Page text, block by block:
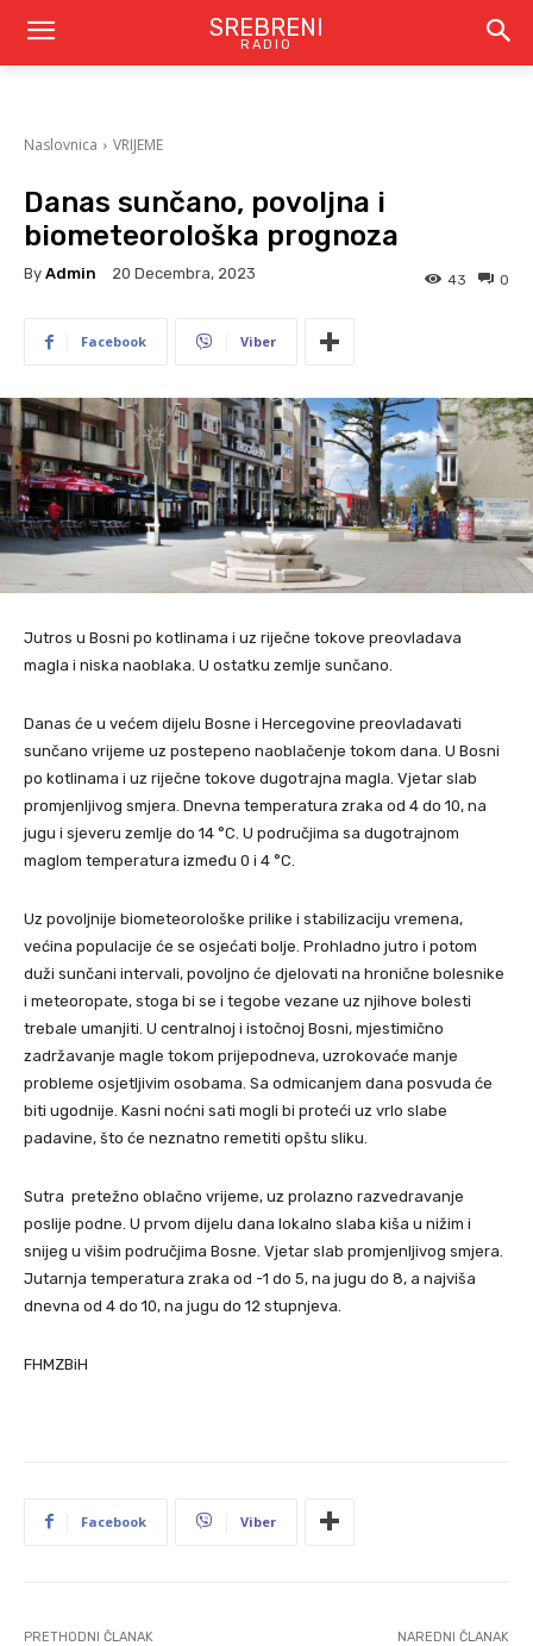
SREBRENI
RADIO
Naslovnica VRIJEME
Danas sunčano, povoljna i
biometeorološka prognoza
By Admin 20 Decembra, 2023 0
43
Facebook Viber
Jutros u Bosni po kotlinama i uz riječne tokove preovladava
magla i niska naoblaka. U ostatku zemlje sunčano.
Danas će u većem dijelu Bosne i Hercegovine preovladavati
sunčano vrijeme uz postepeno naoblačenje tokom dana. U Bosni
po kotlinama i uz riječne tokove dugotrajna magla. Vjetar slab
promjenljivog smjera. Dnevna temperatura zraka od 4 do 10, na
jugu i sjeveru zemlje do 14 °C. U područjima sa dugotrajnom
maglom temperatura između 0 i 4 °C.
Uz povoljnije biometeorološke prilike i stabilizaciju vremena,
većina populacije će se osjećati bolje. Prohladno jutro i potom
duži sunčani intervali, povoljno će djelovati na hronične bolesnike
i meteoropate, stoga bi se i tegobe vezane uz njihove bolesti
trebale umanjiti. U centralnoj i istočnoj Bosni, mjestimično
zadržavanje magle tokom prijepodneva, uzrokovaće manje
probleme osjetljivim osobama. Sa odmicanjem dana posvuda će
biti ugodnije. Kasni noćni sati mogli bi proteći uz vrlo slabe
padavine, što će neznatno remetiti opštu sliku.
Sutra pretežno oblačno vrijeme, uz prolazno razvedravanje
poslije podne. U prvom dijelu dana lokalno slaba kiša u nižim i
snijeg u višim područjima Bosne. Vjetar slab promjenljivog smjera.
Jutarnja temperatura zraka od -1 do 5, na jugu do 8, a najviša
dnevna od 4 do 10, na jugu do 12 stupnjeva.
FHMZBiH
Facebook Viber
PRETHODNI ČLANAK NAREDNI ČLANAK